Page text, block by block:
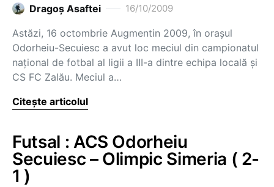
Dragoş Asaftei 16/10/2009
Astăzi, 16 octombrie Augmentin 2009, în oraşul
Odorheiu-Secuiesc a avut loc meciul din campionatul
naţional de fotbal al ligii a III-a dintre echipa locală şi
CS FC Zalău. Meciul a…
Citește articolul
Futsal : ACS Odorheiu
Secuiesc – Olimpic Simeria ( 2-
1 )